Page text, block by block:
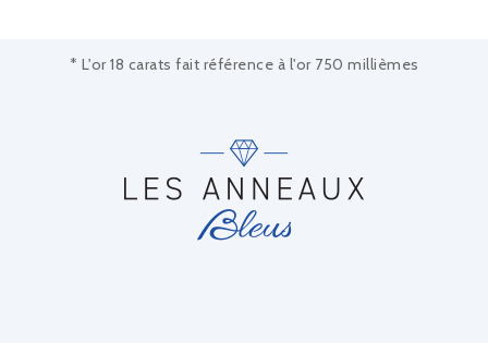
* L'or 18 carats fait référence à l'or 750 millièmes